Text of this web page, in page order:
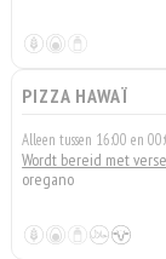
PIZZA HAWAÏ
Alleen tussen 16:00 en
Wordt bereid met
oregano